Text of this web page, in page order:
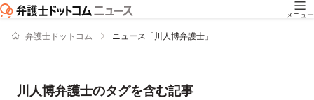
メニュー
弁護士ドットコム ニュース「川人博弁護士」
川人博弁護士のタグを含む記事